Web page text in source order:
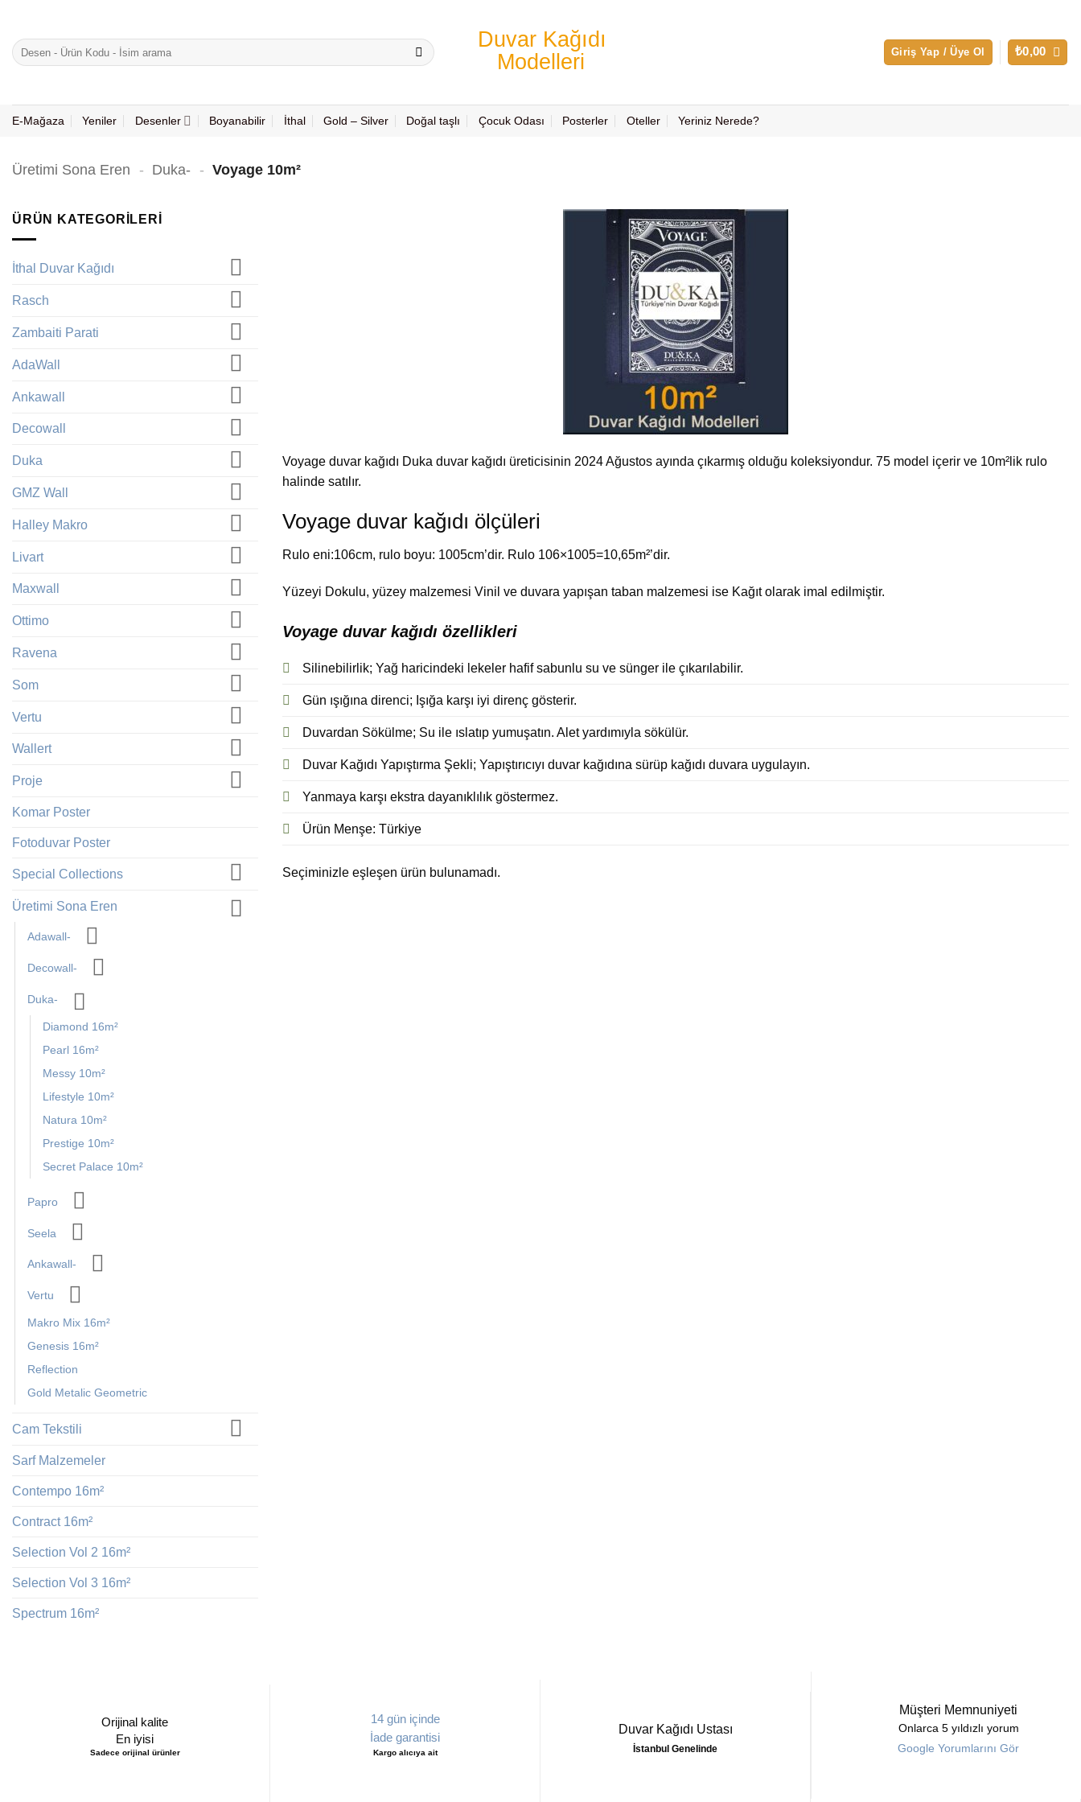
Ara:
Giriş Yap / Üye Ol ₺0,00
E-Mağaza Yeniler Desenler Boyanabilir İthal Gold – Silver Doğal taşlı Çocuk Odası Posterler Oteller Yeriniz Nerede?
Üretimi Sona Eren - Duka- - Voyage 10m²
ÜRÜN KATEGORILERI
İthal Duvar Kağıdı
Rasch
Zambaiti Parati
AdaWall
Ankawall
Decowall
Duka
GMZ Wall
Halley Makro
Livart
Maxwall
Ottimo
Ravena
Som
Vertu
Wallert
Proje
Komar Poster
Fotoduvar Poster
Special Collections
Üretimi Sona Eren
Adawall-
Decowall-
Duka-
Diamond 16m²
Pearl 16m²
Messy 10m²
Lifestyle 10m²
Natura 10m²
Prestige 10m²
Secret Palace 10m²
Papro
Seela
Ankawall-
Vertu
Makro Mix 16m²
Genesis 16m²
Reflection
Gold Metalic Geometric
Cam Tekstili
Sarf Malzemeler
Contempo 16m²
Contract 16m²
Selection Vol 2 16m²
Selection Vol 3 16m²
Spectrum 16m²
Voyage duvar kağıdı Duka duvar kağıdı üreticisinin 2024 Ağustos ayında çıkarmış olduğu koleksiyondur. 75 model içerir ve 10m²lik rulo
halinde satılır.
Voyage duvar kağıdı ölçüleri
Rulo eni:106cm, rulo boyu: 1005cm’dir. Rulo 106×1005=10,65m²’dir.
Yüzeyi Dokulu, yüzey malzemesi Vinil ve duvara yapışan taban malzemesi ise Kağıt olarak imal edilmiştir.
Voyage duvar kağıdı özellikleri
Silinebilirlik; Yağ haricindeki lekeler hafif sabunlu su ve sünger ile çıkarılabilir.
Gün ışığına direnci; Işığa karşı iyi direnç gösterir.
Duvardan Sökülme; Su ile ıslatıp yumuşatın. Alet yardımıyla sökülür.
Duvar Kağıdı Yapıştırma Şekli; Yapıştırıcıyı duvar kağıdına sürüp kağıdı duvara uygulayın.
Yanmaya karşı ekstra dayanıklılık göstermez.
Ürün Menşe: Türkiye
Seçiminizle eşleşen ürün bulunamadı.
Orijinal kalite
En iyisi
Sadece orijinal ürünler
14 gün içinde
İade garantisi
Kargo alıcıya ait
Duvar Kağıdı Ustası
İstanbul Genelinde
Müşteri Memnuniyeti
Onlarca 5 yıldızlı yorum
Google Yorumlarını Gör